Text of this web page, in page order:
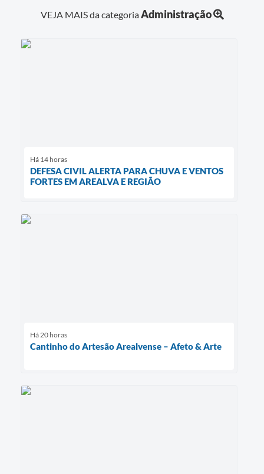
VEJA MAIS da categoriaAdministração
Há 14 horas
DEFESA CIVIL ALERTA PARA CHUVA E VENTOS
FORTES EM AREALVA E REGIÃO
Há 20 horas
Cantinho do Artesão Arealvense – Afeto & Arte